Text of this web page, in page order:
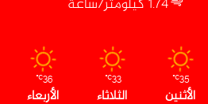
1.74 كيلومتر/ساعة
35
℃
الأثنين
33
℃
الثلاثاء
36
℃
الأربعاء